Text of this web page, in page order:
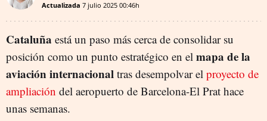
Actualizada 7 julio 2025 00:46h
Cataluña está un paso más cerca de consolidar su
posición como un punto estratégico en el mapa de la
aviación internacional tras desempolvar el proyecto de
ampliación del aeropuerto de Barcelona-El Prat hace
unas semanas.